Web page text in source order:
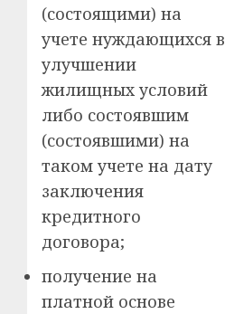
(состоящими) на
учете нуждающихся в
улучшении
жилищных условий
либо состоявшим
(состоявшими) на
таком учете на дату
заключения
кредитного
договора;
получение на
платной основе